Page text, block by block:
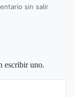
sin salir
escribir uno.